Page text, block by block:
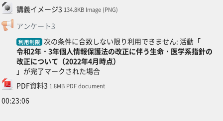
講義イメージ3ファイル134.8KB Image (PNG)
アンケート3フィードバック
利用制限 次の条件に合致しない限り利用できません: 活動「
令和2年・3年個人情報保護法の改正に伴う生命・医学系指針の
改正について（2022年4月時点）
」が完了マークされた場合
PDF資料3
ファイル1.8MB PDF document
00:23:06